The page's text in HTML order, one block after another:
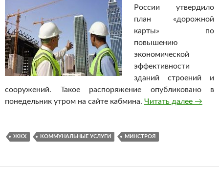
России утвердило
план «дорожной
карты» по
повышению
экономической
эффективности
зданий строений и
сооружений. Такое распоряжение опубликовано в
понедельник утром на сайте кабмина. Читать далее →
ЖКХ КОММУНАЛЬНЫЕ УСЛУГИ МИНСТРОЯ